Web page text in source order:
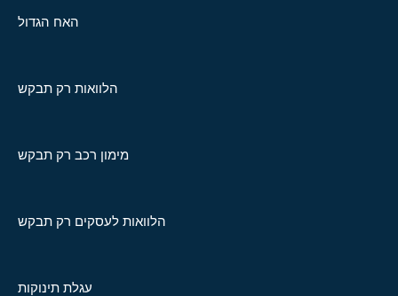
האח הגדול
הלוואות רק תבקש
מימון רכב רק תבקש
הלוואות לעסקים רק תבקש
עגלת תינוקות